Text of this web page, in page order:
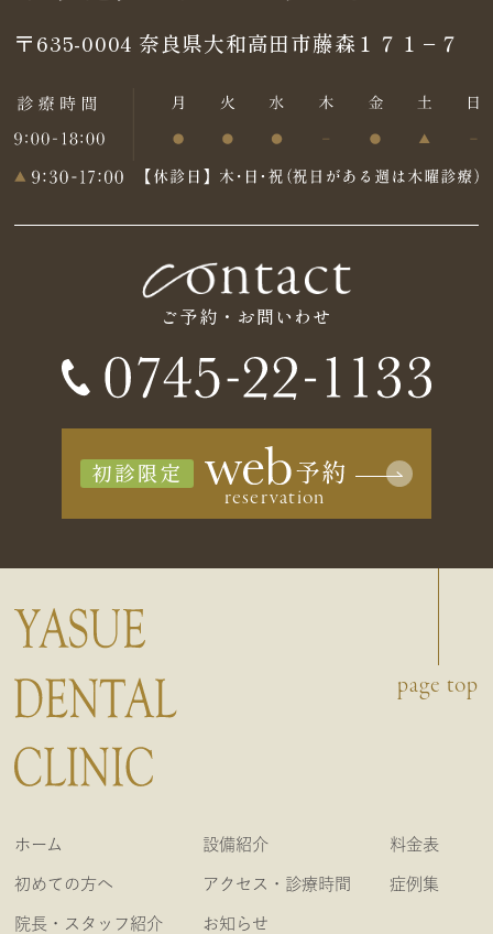
〒635-0004 奈良県大和高田市藤森１７１−７
ご予約・お問いわせ
初診限定
ホーム
初めての方へ
院長・スタッフ紹介
設備紹介
アクセス・診療時間
お知らせ
料金表
症例集
page top